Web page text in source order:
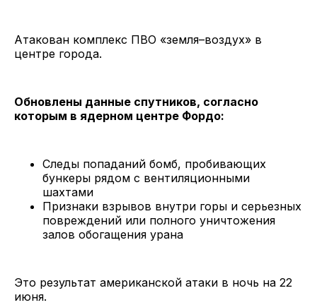
Атакован комплекс ПВО «земля–воздух» в
центре города.
Обновлены данные спутников, согласно
которым в ядерном центре Фордо:
Следы попаданий бомб, пробивающих
бункеры рядом с вентиляционными
шахтами
Признаки взрывов внутри горы и серьезных
повреждений или полного уничтожения
залов обогащения урана
Это результат американской атаки в ночь на 22
июня.